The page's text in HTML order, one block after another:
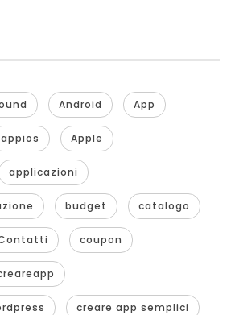
Android App
appios Apple
applicazioni
budget catalogo
coupon
creare app semplici